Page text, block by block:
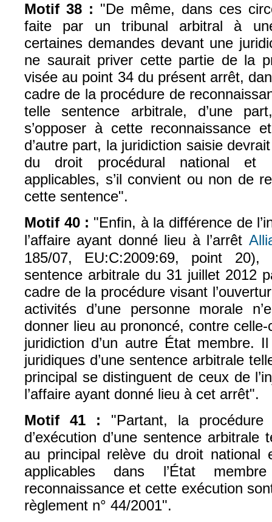
Motif 38 : "De même, dans ces
faite par un tribunal arbitral à
certaines demandes devant une
ne saurait priver cette partie de la
visée au point 34 du présent arrêt,
cadre de la procédure de
telle sentence arbitrale, d’une
s’opposer à cette reconnaissance
d’autre part, la juridiction saisie
du droit procédural national et
applicables, s’il convient ou non de
cette sentence".
Motif 40 : "Enfin, à la différence de
l’affaire ayant donné lieu à l’arrêt
185/07, EU:C:2009:69, point
sentence arbitrale du 31 juillet 2012
cadre de la procédure visant
activités d’une personne morale
donner lieu au prononcé, contre
juridiction d’un autre État membre.
juridiques d’une sentence arbitrale
principal se distinguent de ceux de
l’affaire ayant donné lieu à cet arrêt".
Motif 41 : "Partant, la procédure
d’exécution d’une sentence
au principal relève du droit national
applicables dans l’État
reconnaissance et cette exécution
règlement n° 44/2001".